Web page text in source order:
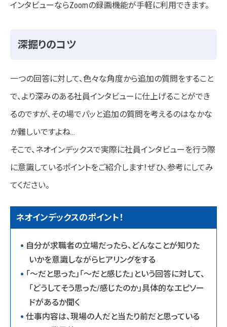
インタビューならZoomの録画機能が手軽に利用できます。
深掘りのコツ
一つの回答に対して、色々な角度から追加の質問をすること
で、より深みのある社員インタビューに仕上げることができ
るのですが、その場でパッと追加の質問を考えるのはなかな
か難しいですよね…
そこで、ネオインデックスで実際に社員インタビューを行う際
に意識しているポイントをご紹介します！ぜひ、参考にしてみ
てください。
ネオインデックスのポイント！
自分が求職者の立場だったら、どんなことが知りた
いかを意識しながらヒアリングをする
「～だと思った」「～だと感じた」という回答に対して、
「どうしてそう思った/感じたのか」具体的なエピソー
ドがあるか聞く
仕事内容は、現場の人だと当たり前だと思っている